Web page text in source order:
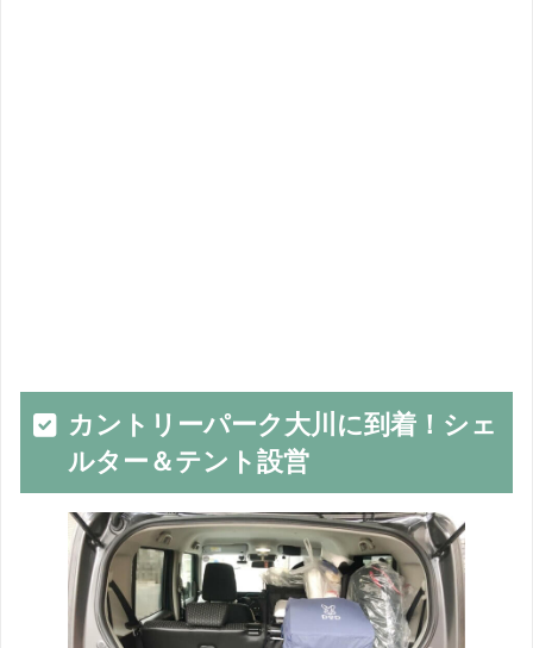
カントリーパーク大川に到着！シェ
ルター＆テント設営